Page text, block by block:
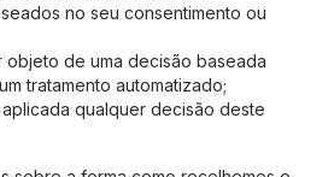
no seu consentimento ou
de uma decisão baseada
tratamento automatizado;
qualquer decisão deste